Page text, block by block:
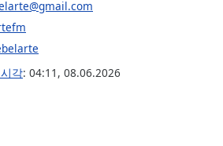
각: 04:11 , 08.06.2026